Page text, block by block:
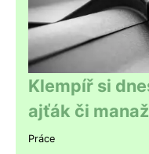
Klempíř si
ajťák či
Práce